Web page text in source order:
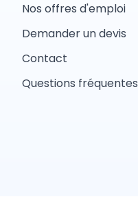
Nos offres d'emploi
Demander un devis
Contact
Questions fréquentes